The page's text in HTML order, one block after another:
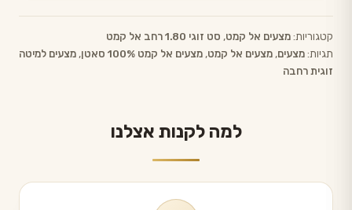
קטגוריות:מצעים אל קמט, סט זוגי 1.80 רחב אל קמט
תגיות:מצעים, מצעים אל קמט, מצעים אל קמט 100% סאטן , מצעים למיטה
זוגית רחבה
למה לקנות אצלנו